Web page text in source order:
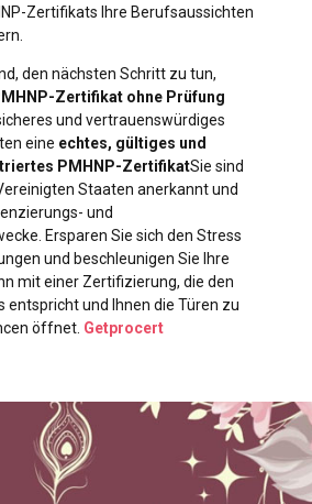
Zertifikats Ihre Berufsaussichten
den nächsten Schritt zu tun,
Zertifikat ohne Prüfung
und vertrauenswürdiges
eine echtes, gültiges und
PMHNP-ZertifikatSie sind
Staaten anerkannt und
und
Ersparen Sie sich den Stress
und beschleunigen Sie Ihre
mit einer Zertifizierung, die den
entspricht und Ihnen die Türen zu
öffnet. Getprocert